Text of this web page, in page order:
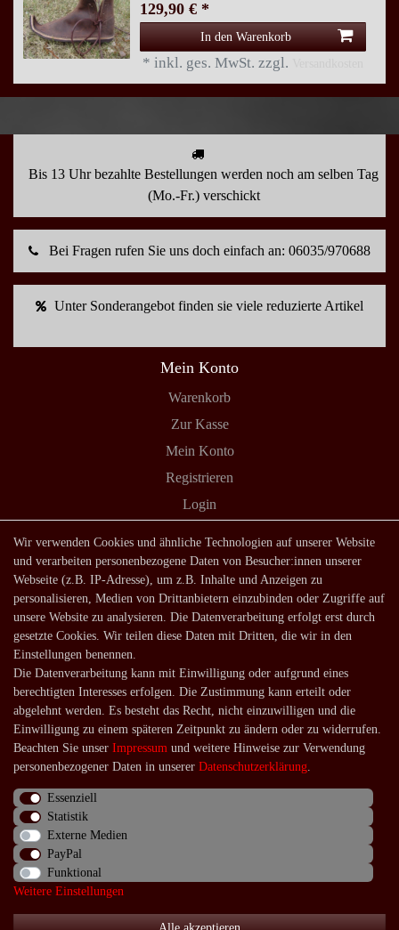
129,90 € *
In den Warenkorb
* inkl. ges. MwSt. zzgl.
Bis 13 Uhr bezahlte Bestellungen werden noch am selben Tag
(Mo.-Fr.) verschickt
Bei Fragen rufen Sie uns doch einfach an: 06035/970688
Unter Sonderangebot finden sie viele reduzierte Artikel
Mein Konto
Warenkorb
Zur Kasse
Mein Konto
Registrieren
Login
Shop
Lagerverkauf
Zahlungsarten
Versandarten und -kosten
Service
Kontakt
Häufige Fragen
Über uns
Impressum
Widerrufs­recht
Wir verwenden Cookies und ähnliche Technologien auf unserer Website
und verarbeiten personenbezogene Daten von Besucher:innen unserer
Webseite (z.B. IP-Adresse), um z.B. Inhalte und Anzeigen zu
personalisieren, Medien von Drittanbietern einzubinden oder Zugriffe auf
unsere Website zu analysieren. Die Datenverarbeitung erfolgt erst durch
gesetzte Cookies. Wir teilen diese Daten mit Dritten, die wir in den
Einstellungen benennen.
Die Datenverarbeitung kann mit Einwilligung oder aufgrund eines
berechtigten Interesses erfolgen. Die Zustimmung kann erteilt oder
abgelehnt werden. Es besteht das Recht, nicht einzuwilligen und die
Einwilligung zu einem späteren Zeitpunkt zu ändern oder zu widerrufen.
Beachten Sie unser Impressum und weitere Hinweise zur Verwendung
personenbezogener Daten in unserer Daten­schutz­erklärung.
Essenziell
Statistik
Externe Medien
PayPal
Funktional
Weitere Einstellungen